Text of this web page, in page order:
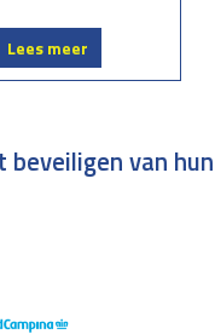
Lees meer
van